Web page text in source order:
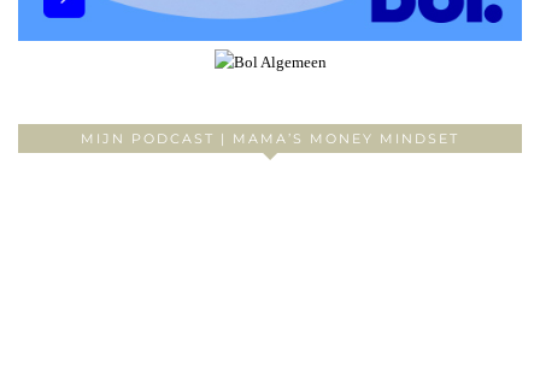
MIJN PODCAST | MAMA’S MONEY MINDSET